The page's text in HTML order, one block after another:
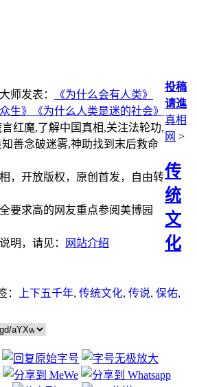
师发表：
《为什么会有人类》
生》
《为什么人类是迷的社会》
红魔,了解中国真相,关注法轮功,
善念破迷雾,神助找到末后救命
，开放版权，原创首发，自由转
要求高的网友重点参阅美博园
明，请见：
网站介绍
投稿
请進
真相
网 >
传
统
文
化
：
上下五千年, 传统文化, 传说, 保佑,